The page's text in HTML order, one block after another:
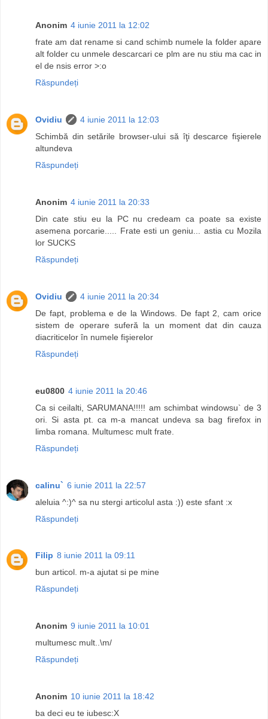
Anonim 4 iunie 2011 la 12:02
frate am dat rename si cand schimb numele la folder apare
alt folder cu unmele descarcari ce plm are nu stiu ma cac in
el de nsis error >:o
Răspundeți
Ovidiu
4 iunie 2011 la 12:03
Schimbă din setările browser-ului să îţi descarce fişierele
altundeva
Răspundeți
Anonim 4 iunie 2011 la 20:33
Din cate stiu eu la PC nu credeam ca poate sa existe
asemena porcarie..... Frate esti un geniu... astia cu Mozila
lor SUCKS
Răspundeți
Ovidiu
4 iunie 2011 la 20:34
De fapt, problema e de la Windows. De fapt 2, cam orice
sistem de operare suferă la un moment dat din cauza
diacriticelor în numele fişierelor
Răspundeți
eu0800 4 iunie 2011 la 20:46
Ca si ceilalti, SARUMANA!!!!! am schimbat windowsu` de 3
ori. Si asta pt. ca m-a mancat undeva sa bag firefox in
limba romana. Multumesc mult frate.
Răspundeți
calinu` 6 iunie 2011 la 22:57
aleluia ^:)^ sa nu stergi articolul asta :)) este sfant :x
Răspundeți
Filip 8 iunie 2011 la 09:11
bun articol. m-a ajutat si pe mine
Răspundeți
Anonim 9 iunie 2011 la 10:01
multumesc mult..\m/
Răspundeți
Anonim 10 iunie 2011 la 18:42
ba deci eu te iubesc:X